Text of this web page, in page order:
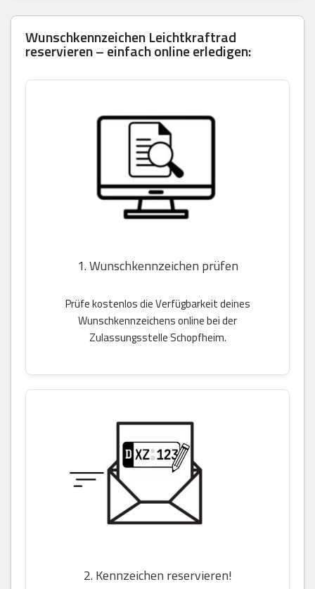
Wunschkennzeichen Leichtkraftrad
reservieren – einfach online erledigen:
1. Wunschkennzeichen prüfen
Prüfe kostenlos die Verfügbarkeit deines
Wunschkennzeichens online bei der
Zulassungsstelle Schopfheim.
2. Kennzeichen reservieren!